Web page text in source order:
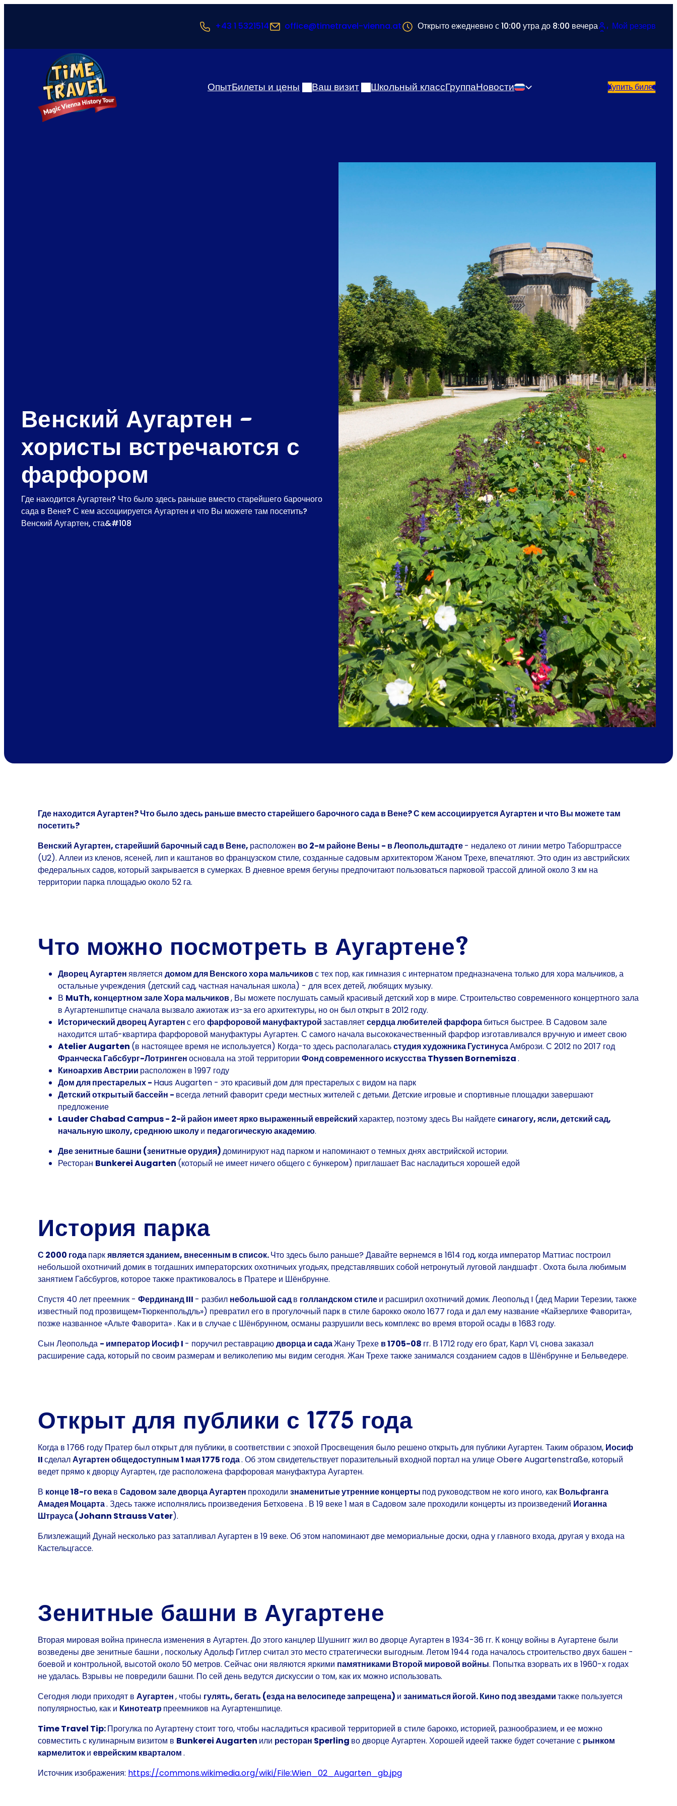
+43 1 5321514 office@timetravel-vienna.at Открыто ежедневно с 10:00 утра до 8:00 вечера Мой резерв
ОпытБилеты и цены Ваш визит Школьный классГруппаНовости Русский Купить билет
Венский Аугартен -
хористы встречаются с
фарфором
Где находится Аугартен? Что было здесь раньше вместо старейшего барочного
сада в Вене? С кем ассоциируется Аугартен и что Вы можете там посетить?
Венский Аугартен, ста&#108
Где находится Аугартен? Что было здесь раньше вместо старейшего барочного сада в Вене? С кем ассоциируется Аугартен и что Вы можете там
посетить?
Венский Аугартен, старейший барочный сад в Вене, расположен во 2-м районе Вены - в Леопольдштадте- недалеко от линии метро Таборштрассе
(U2). Аллеи из кленов, ясеней, лип и каштанов во французском стиле, созданные садовым архитектором Жаном Трехе, впечатляют. Это один из австрийских
федеральных садов, который закрывается в сумерках. В дневное время бегуны предпочитают пользоваться парковой трассой длиной около 3 км на
территории парка площадью около 52 га.
Что можно посмотреть в Аугартене?
Дворец Аугартенявляетсядомом для Венского хора мальчиковс тех пор, как гимназия с интернатом предназначена только для хора мальчиков, а
остальные учреждения (детский сад, частная начальная школа) - для всех детей, любящих музыку.
В MuTh, концертном зале Хора мальчиков, Вы можете послушать самый красивый детский хор в мире. Строительство современного концертного зала
в Аугартеншпитце сначала вызвало ажиотаж из-за его архитектуры, но он был открыт в 2012 году.
Исторический дворец Аугартенс егофарфоровой мануфактуройзаставляетсердца любителей фарфорабиться быстрее. В Садовом зале
находится штаб-квартира фарфоровой мануфактуры Аугартен. С самого начала высококачественный фарфор изготавливался вручную и имеет свою
Atelier Augarten (в настоящее время не используется) Когда-то здесь располагаласьстудия художника ГустинусаАмбрози. С 2012 по 2017 год
Франческа Габсбург-Лотрингеносновала на этой территорииФонд современного искусства Thyssen Bornemisza.
Киноархив Австрии расположен в 1997 году
Дом для престарелых - Haus Augarten - это красивый дом для престарелых с видом на парк
Детский открытый бассейн - всегда летний фаворит среди местных жителей с детьми. Детские игровые и спортивные площадки завершают
предложение
Lauder Chabad Campus - 2-й район имеет ярко выраженный еврейскийхарактер, поэтому здесь Вы найдетесинагогу, ясли, детский сад,
начальную школу, среднюю школуи педагогическую академию.
Две зенитные башни (зенитные орудия)доминируют над парком и напоминают о темных днях австрийской истории.
Ресторан Bunkerei Augarten (который не имеет ничего общего с бункером) приглашает Вас насладиться хорошей едой
История парка
С 2000 годапаркявляется зданием, внесенным в список.Что здесь было раньше? Давайте вернемся в 1614 год, когда император Маттиас построил
небольшой охотничий домик в тогдашних императорских охотничьих угодьях, представлявших собой нетронутый луговой ландшафт. Охота была любимым
занятием Габсбургов, которое также практиковалось в Пратере и Шёнбрунне.
Спустя 40 лет преемник -Фердинанд III - разбил небольшой садв голландском стилеи расширил охотничий домик. Леопольд I (дед Марии Терезии, также
известный под прозвищем«Тюркенпольдль») превратил его в прогулочный парк в стиле барокко около 1677 года и дал ему название «Кайзерлихе Фаворита»,
позже названное «Альте Фаворита». Как и в случае с Шёнбрунном, османы разрушили весь комплекс во время второй осады в 1683 году.
Сын Леопольда - император Иосиф I - поручил реставрациюдворца и садаЖану Трехе в 1705-08 гг. В 1712 году его брат, Карл VI, снова заказал
расширение сада, который по своим размерам и великолепию мы видим сегодня. Жан Трехе также занимался созданием садов в Шёнбрунне и Бельведере.
Открыт для публики с 1775 года
Когда в 1766 году Пратер был открыт для публики, в соответствии с эпохой Просвещения было решено открыть для публики Аугартен. Таким образом, Иосиф
IIсделалАугартен общедоступным 1 мая 1775 года. Об этом свидетельствует поразительный входной портал на улице Obere Augartenstraße, который
ведет прямо к дворцу Аугартен, где расположена фарфоровая мануфактура Аугартен.
В конце 18-го векавСадовом зале дворца Аугартен проходилизнаменитые утренние концерты под руководством не кого иного, как Вольфганга
Амадея Моцарта. Здесь также исполнялись произведения Бетховена. В 19 веке 1 мая в Садовом зале проходили концерты из произведений Иоганна
Штрауса (Johann Strauss Vater).
Близлежащий Дунай несколько раз затапливал Аугартен в 19 веке. Об этом напоминают две мемориальные доски, одна у главного входа, другая у входа на
Кастельцгассе.
Зенитные башни в Аугартене
Вторая мировая война принесла изменения в Аугартен. До этого канцлер Шушнигг жил во дворце Аугартен в 1934-36 гг. К концу войны в Аугартене были
возведеныдве зенитные башни, посколькуАдольф Гитлерсчитал это место стратегически выгодным. Летом 1944 года началось строительство двух башен -
боевой и контрольной, высотой около 50 метров. Сейчас они являются яркими памятниками Второй мировой войны. Попытка взорвать их в 1960-х годах
не удалась. Взрывы не повредили башни. По сей день ведутся дискуссии о том, как их можно использовать.
Сегодня люди приходят вАугартен, чтобы гулять, бегать (езда на велосипеде запрещена) изаниматься йогой.Кино под звездамитакже пользуется
популярностью, как и Кинотеатрпреемников на Аугартеншпице.
Time Travel Tip:Прогулка по Аугартену стоит того, чтобы насладиться красивой территорией в стиле барокко, историей, разнообразием, и ее можно
совместить с кулинарным визитом в Bunkerei Augarten или ресторан Sperling во дворце Аугартен. Хорошей идеей также будет сочетание с рынком
кармелитокиеврейским кварталом.
Источник изображения: https://commons.wikimedia.org/wiki/File:Wien_02_Augarten_gb.jpg